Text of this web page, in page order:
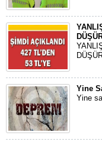
Yine
Yine